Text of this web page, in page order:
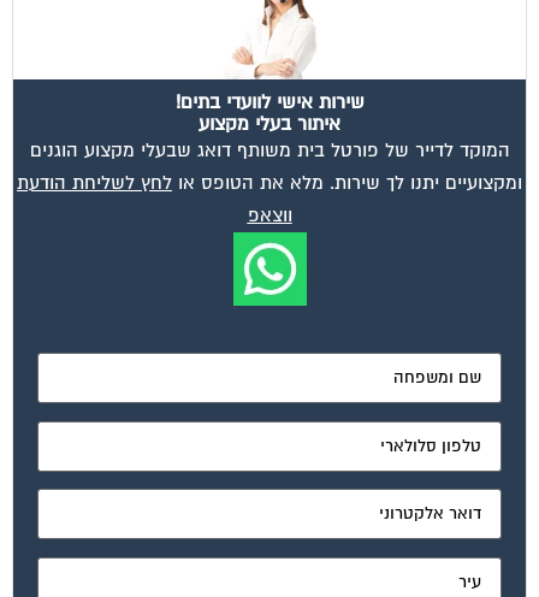
שירות אישי לוועדי בתים!
איתור בעלי מקצוע
המוקד לדייר של פורטל בית משותף דואג שבעלי מקצוע הוגנים
ומקצועיים יתנו לך שירות. מלא את הטופס או לחץ לשליחת הודעת
ווצאפ